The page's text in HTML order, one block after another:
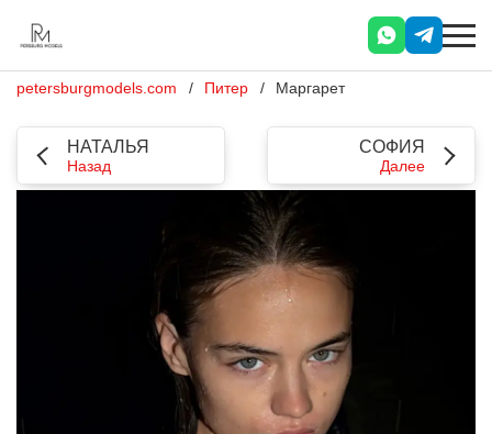
petersburgmodels.com Питер Маргарет
НАТАЛЬЯ
Назад
СОФИЯ
Далее